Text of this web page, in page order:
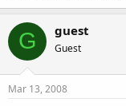
G guest
Guest
Mar 13, 2008